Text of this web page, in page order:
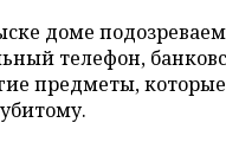
доме
телефон,
предметы, которые